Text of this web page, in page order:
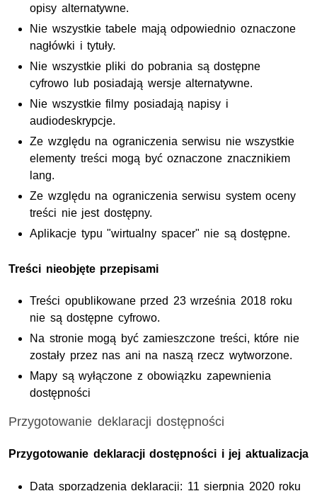
opisy alternatywne.
Nie wszystkie tabele mają odpowiednio oznaczone
nagłówki i tytuły.
Nie wszystkie pliki do pobrania są dostępne
cyfrowo lub posiadają wersje alternatywne.
Nie wszystkie filmy posiadają napisy i
audiodeskrypcje.
Ze względu na ograniczenia serwisu nie wszystkie
elementy treści mogą być oznaczone znacznikiem
lang.
Ze względu na ograniczenia serwisu system oceny
treści nie jest dostępny.
Aplikacje typu "wirtualny spacer" nie są dostępne.
Treści nieobjęte przepisami
Treści opublikowane przed 23 września 2018 roku
nie są dostępne cyfrowo.
Na stronie mogą być zamieszczone treści, które nie
zostały przez nas ani na naszą rzecz wytworzone.
Mapy są wyłączone z obowiązku zapewnienia
dostępności
Przygotowanie deklaracji dostępności
Przygotowanie deklaracji dostępności i jej aktualizacja
Data sporządzenia deklaracji: 11 sierpnia 2020roku